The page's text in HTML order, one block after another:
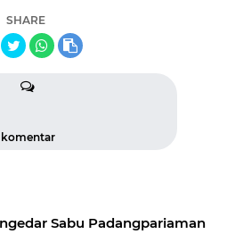
SHARE
komentar
Sabu Padangpariaman